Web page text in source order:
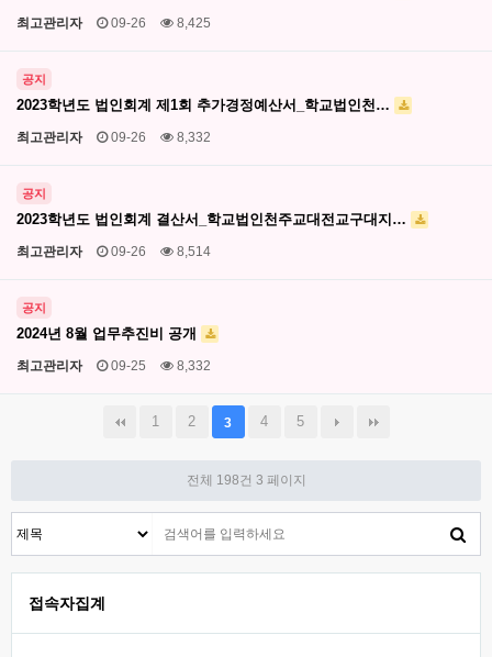
최고관리자 09-26 8,425
공지
2023학년도 법인회계 제1회 추가경정예산서_학교법인천…
최고관리자 09-26 8,332
공지
2023학년도 법인회계 결산서_학교법인천주교대전교구대지…
최고관리자 09-26 8,514
공지
2024년 8월 업무추진비 공개
최고관리자 09-25 8,332
1 2 3 4 5
전체 198건 3 페이지
접속자집계